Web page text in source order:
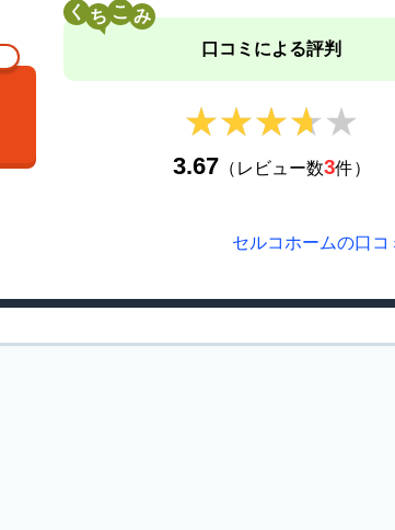
く
こ
口コミによる評判
★★★★★
★★★★★
3.67 （レビュー数3件）
セルコホームの口コ